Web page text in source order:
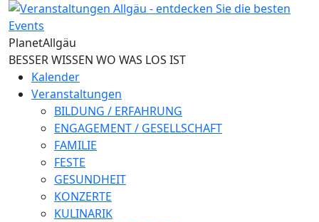
Direkt zum Inhalt
PlanetAllgäu
BESSER WISSEN WO WAS LOS IST
Kalender
Veranstaltungen
BILDUNG / ERFAHRUNG
ENGAGEMENT / GESELLSCHAFT
FAMILIE
FESTE
GESUNDHEIT
KONZERTE
KULINARIK